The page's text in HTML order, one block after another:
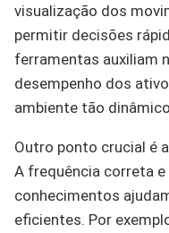
visualização dos
permitir decisões
ferramentas auxiliam
desempenho dos
ambiente tão
Outro ponto crucial é
A frequência correta
conhecimentos
eficientes. Por